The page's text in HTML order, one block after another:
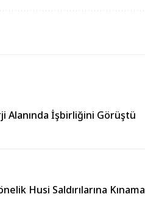
Alanında İşbirliğini Görüştü
Husi Saldırılarına Kınama